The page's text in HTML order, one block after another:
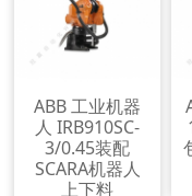
ABB 工业机器
人 IRB910SC-
3/0.45装配
SCARA机器人
上下料